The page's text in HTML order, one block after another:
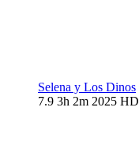
Selena y Los Dinos
7.9 3h 2m 2025 HD